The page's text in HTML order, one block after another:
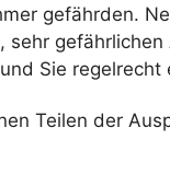
gefährden.
Sie regelrecht
Teilen der